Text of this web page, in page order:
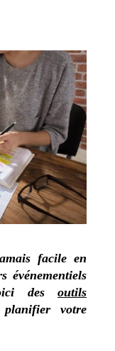
facile en
événementiels
des outils
votre